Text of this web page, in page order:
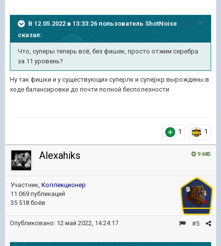
В 12.05.2022 в 13:33:26 пользователь ShotNoise
сказал:
Что, суперы теперь всё, без фишек, просто отжим серебра
за 11 уровень?
Ну так фишки и у существующих суперлк и суперкр вырождены в
ходе балансировки до почти полной бесполезности
1 1
9 685
Alexahiks
Участник, Коллекционер
11 069 публикаций
35 518 боёв
#5
Опубликовано: 12 май 2022, 14:24:17